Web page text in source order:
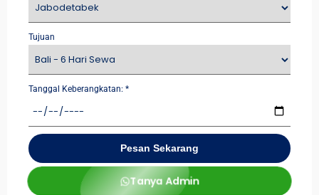
Tujuan
Tanggal Keberangkatan: *
Pesan Sekarang
Tanya Admin